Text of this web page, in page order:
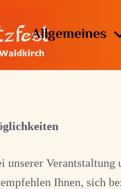
Allgemeines
unserer Verantstaltung
Ihnen, sich